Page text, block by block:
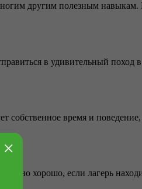
другим полезным
в удивительный поход
собственное время и
хорошо, если лагерь
×